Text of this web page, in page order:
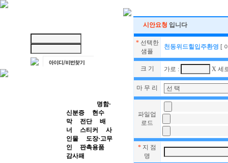
명함·
신분증
현수
막
전단
배
너
스티커
사
인물
도장·고무
인
판촉용품
감사패
시안요청 입니다
*선택한
샘플
천동위드힐입주환영 [
크 기 가로 : X 세
마 무 리
파일업
로드
* 지 점
명